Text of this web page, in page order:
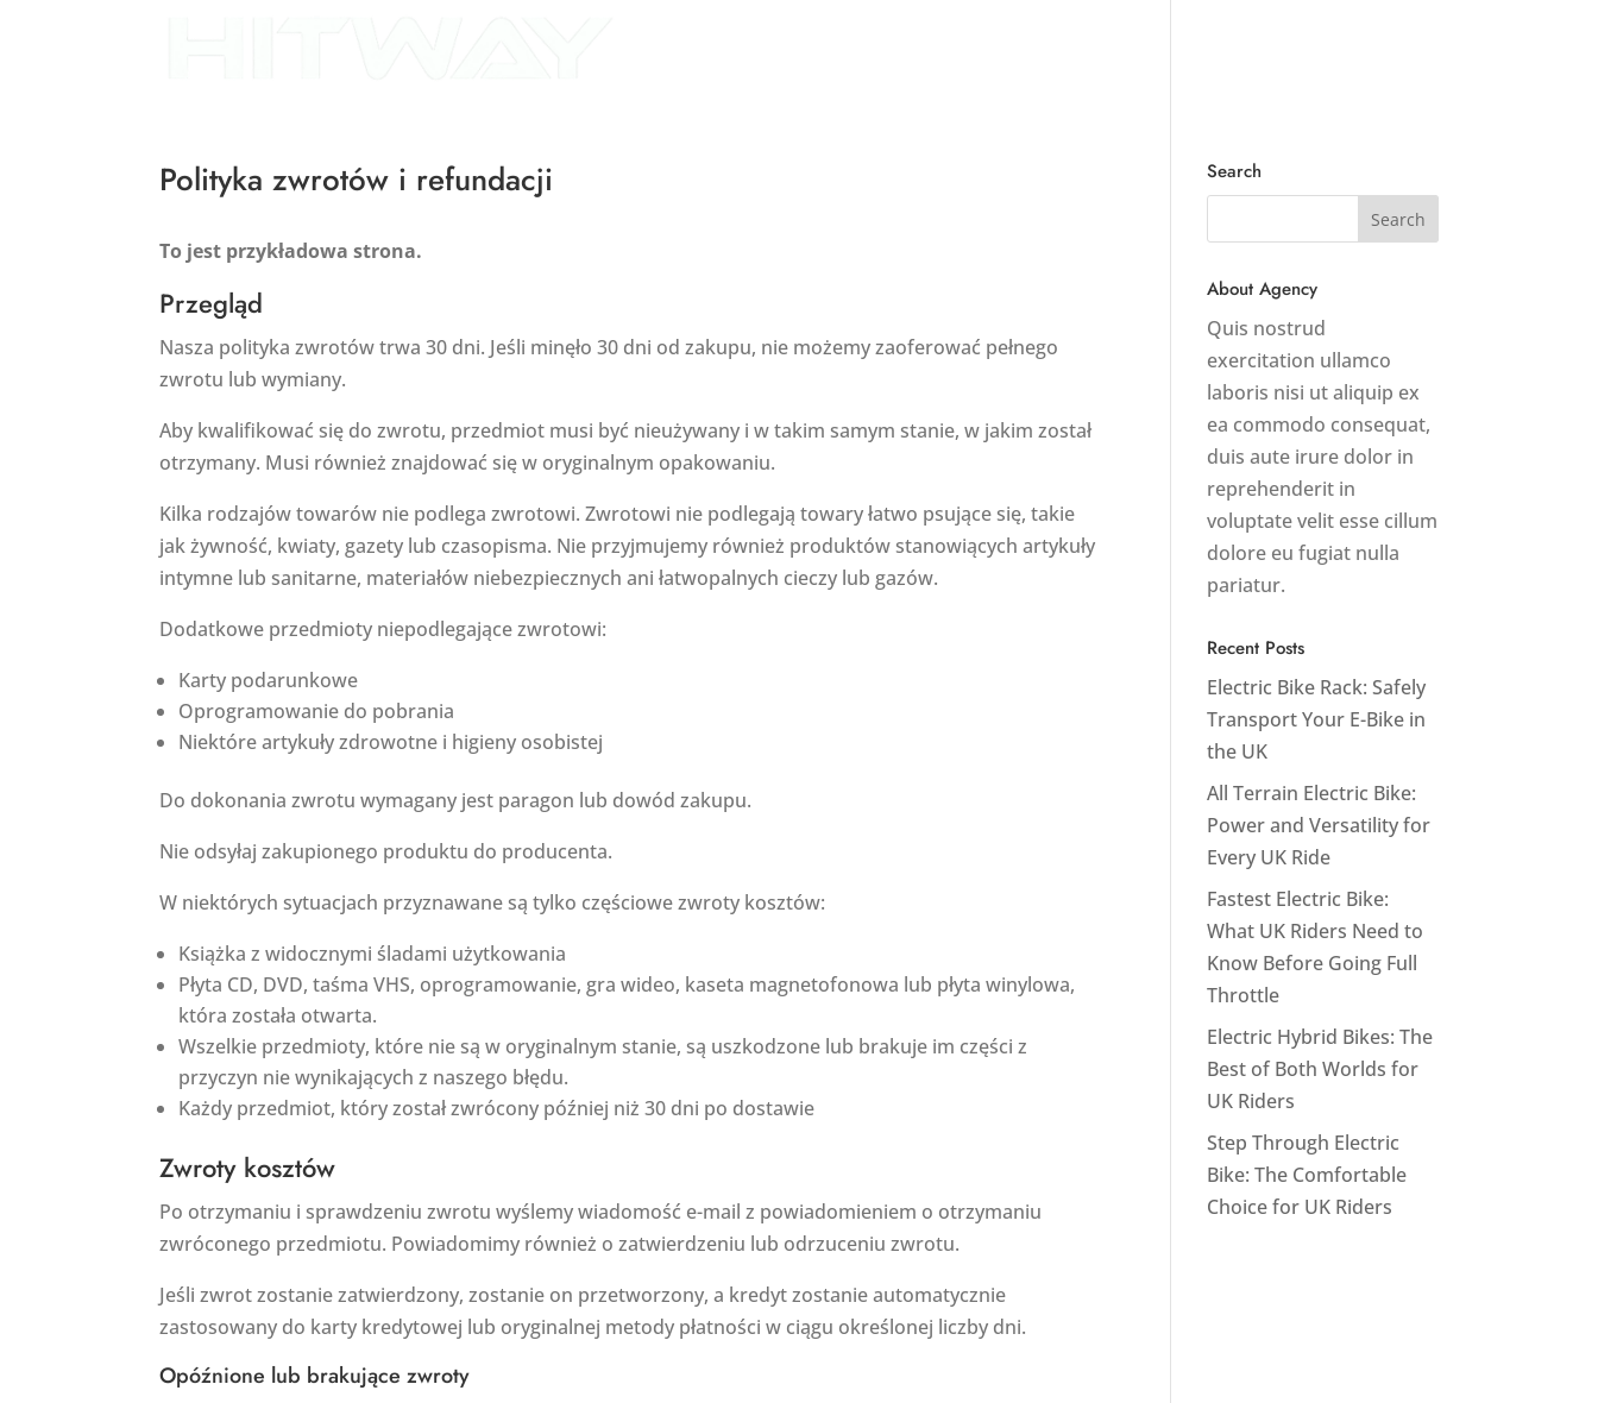
Polityka zwrotów i refundacji
To jest przykładowa strona.
Przegląd
Nasza polityka zwrotów trwa 30 dni. Jeśli minęło 30 dni od zakupu, nie możemy zaoferować pełnego
zwrotu lub wymiany.
Aby kwalifikować się do zwrotu, przedmiot musi być nieużywany i w takim samym stanie, w jakim został
otrzymany. Musi również znajdować się w oryginalnym opakowaniu.
Kilka rodzajów towarów nie podlega zwrotowi. Zwrotowi nie podlegają towary łatwo psujące się, takie
jak żywność, kwiaty, gazety lub czasopisma. Nie przyjmujemy również produktów stanowiących artykuły
intymne lub sanitarne, materiałów niebezpiecznych ani łatwopalnych cieczy lub gazów.
Dodatkowe przedmioty niepodlegające zwrotowi:
Karty podarunkowe
Oprogramowanie do pobrania
Niektóre artykuły zdrowotne i higieny osobistej
Do dokonania zwrotu wymagany jest paragon lub dowód zakupu.
Nie odsyłaj zakupionego produktu do producenta.
W niektórych sytuacjach przyznawane są tylko częściowe zwroty kosztów:
Książka z widocznymi śladami użytkowania
Płyta CD, DVD, taśma VHS, oprogramowanie, gra wideo, kaseta magnetofonowa lub płyta winylowa,
która została otwarta.
Wszelkie przedmioty, które nie są w oryginalnym stanie, są uszkodzone lub brakuje im części z
przyczyn nie wynikających z naszego błędu.
Każdy przedmiot, który został zwrócony później niż 30 dni po dostawie
Zwroty kosztów
Po otrzymaniu i sprawdzeniu zwrotu wyślemy wiadomość e-mail z powiadomieniem o otrzymaniu
zwróconego przedmiotu. Powiadomimy również o zatwierdzeniu lub odrzuceniu zwrotu.
Jeśli zwrot zostanie zatwierdzony, zostanie on przetworzony, a kredyt zostanie automatycznie
zastosowany do karty kredytowej lub oryginalnej metody płatności w ciągu określonej liczby dni.
Opóźnione lub brakujące zwroty
Search
About Agency
Quis nostrud
exercitation ullamco
laboris nisi ut aliquip ex
ea commodo consequat,
duis aute irure dolor in
reprehenderit in
voluptate velit esse cillum
dolore eu fugiat nulla
pariatur.
Recent Posts
Electric Bike Rack: Safely
Transport Your E-Bike in
the UK
All Terrain Electric Bike:
Power and Versatility for
Every UK Ride
Fastest Electric Bike:
What UK Riders Need to
Know Before Going Full
Throttle
Electric Hybrid Bikes: The
Best of Both Worlds for
UK Riders
Step Through Electric
Bike: The Comfortable
Choice for UK Riders